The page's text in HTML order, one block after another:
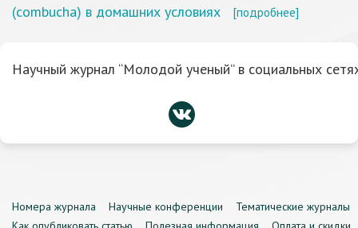
(combucha) в домашних условиях
[подробнее]
Научный журнал “Молодой ученый” в социальных
Номера журнала Научные конференции
Тематические журналы